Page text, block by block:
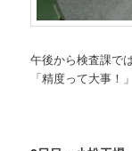
午後から検査課で
「精度って大事！